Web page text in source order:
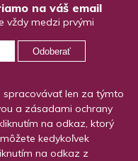
na váš email
vždy medzi prvými
Odoberať
spracovávať len za týmto
a zásadami ochrany
na odkaz, ktorý
kedykoľvek
na odkaz z